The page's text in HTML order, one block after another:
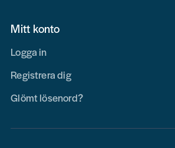
Mitt konto
Logga in
Registrera dig
Glömt lösenord?